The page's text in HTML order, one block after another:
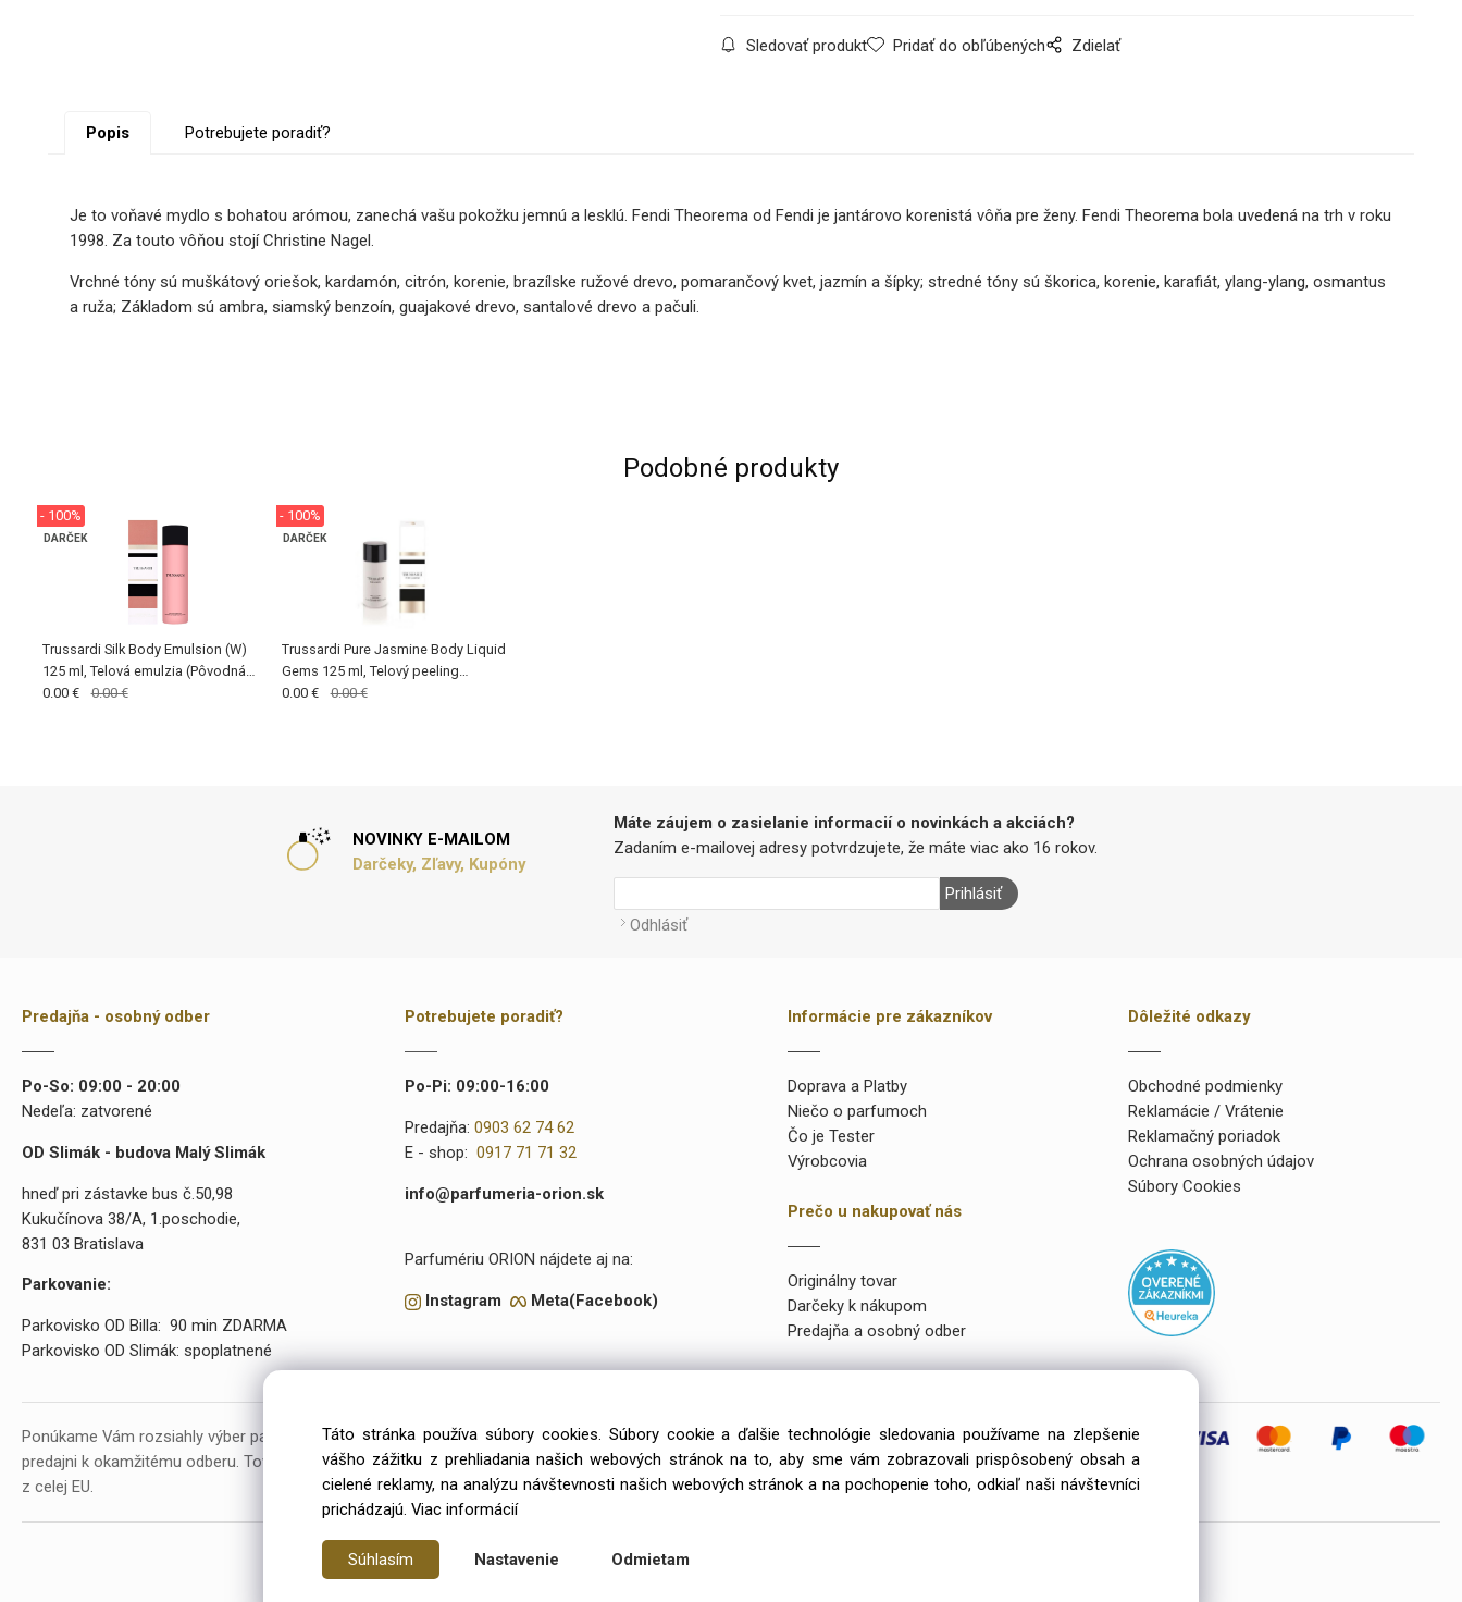
Sledovať produkt Pridať do obľúbených Zdielať
Popis Potrebujete poradiť?
Je to voňavé mydlo s bohatou arómou, zanechá vašu pokožku jemnú a lesklú. Fendi Theorema od Fendi je jantárovo korenistá vôňa pre ženy. Fendi Theorema bola uvedená na trh v roku
1998. Za touto vôňou stojí Christine Nagel.
Vrchné tóny sú muškátový oriešok, kardamón, citrón, korenie, brazílske ružové drevo, pomarančový kvet, jazmín a šípky; stredné tóny sú škorica, korenie, karafiát, ylang-ylang, osmantus
a ruža; Základom sú ambra, siamský benzoín, guajakové drevo, santalové drevo a pačuli.
Podobné produkty
Trussardi Silk Body Emulsion (W)
125 ml, Telová emulzia (Pôvodná
cena €22,-)
DARČEK
- 100%
0.00 € 0.00 €
Trussardi Pure Jasmine Body Liquid
Gems 125 ml, Telový peeling
(Pôvodná cena €22,-)
DARČEK
- 100%
0.00 € 0.00 €
NOVINKY E-MAILOM
Darčeky, Zľavy, Kupóny
Máte záujem o zasielanie informacií o novinkách a akciách?
Zadaním e-mailovej adresy potvrdzujete, že máte viac ako 16 rokov.
Prihlásiť
Odhlásiť
Predajňa - osobný odber
Po-So: 09:00 - 20:00
Nedeľa: zatvorené
OD Slimák - budova Malý Slimák
hneď pri zástavke bus č.50,98
Kukučínova 38/A, 1.poschodie,
831 03 Bratislava
Parkovanie:
Parkovisko OD Billa: 90 min ZDARMA
Parkovisko OD Slimák: spoplatnené
Potrebujete poradiť?
Po-Pi: 09:00-16:00
Predajňa:0903 62 74 62
E - shop:0917 71 71 32
info@parfumeria-orion.sk
Parfumériu ORION nájdete aj na:
Instagram Meta(Facebook)
Informácie pre zákazníkov
Doprava a Platby
Niečo o parfumoch
Čo je Tester
Výrobcovia
Prečo u nakupovať nás
Originálny tovar
Darčeky k nákupom
Predajňa a osobný odber
Dôležité odkazy
Obchodné podmienky
Reklamácie / Vrátenie
Reklamačný poriadok
Ochrana osobných údajov
Súbory Cookies
Ponúkame Vám rozsiahly výber parfumov a kozmetiky. V našej ponuke máme takmer 15 000 rôznych položiek a vyše 2000 priamo na
predajni k okamžitému odberu. Tovar objednávame už od roku 2099 výlučne iba u preverených a kvalitných veľkoobchodných dodávateľov
z celej EU.
Copyright © 2026 Parfumeria ORION, All rights reserved
Táto stránka používa súbory cookies. Súbory cookie a ďalšie technológie sledovania používame na zlepšenie
vášho zážitku z prehliadania našich webových stránok na to, aby sme vám zobrazovali prispôsobený obsah a
cielené reklamy, na analýzu návštevnosti našich webových stránok a na pochopenie toho, odkiaľ naši návštevníci
prichádzajú. Viac informácií
Súhlasím Nastavenie Odmietam